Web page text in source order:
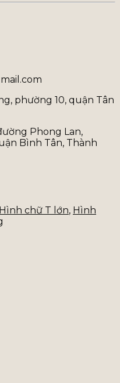
phường 10, quận Tân
Phong Lan,
Bình Tân, Thành
Hình chữ T lớn, Hình